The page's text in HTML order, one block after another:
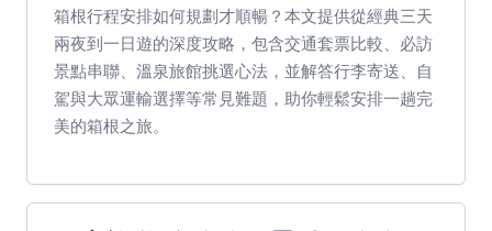
箱根行程安排如何規劃才順暢？本文提供從經典三天
兩夜到一日遊的深度攻略，包含交通套票比較、必訪
景點串聯、溫泉旅館挑選心法，並解答行李寄送、自
駕與大眾運輸選擇等常見難題，助你輕鬆安排一趟完
美的箱根之旅。